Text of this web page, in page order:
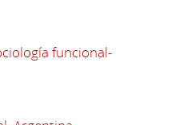
funcional-